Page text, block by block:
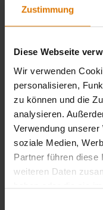
Zustimmung
Diese Webseite
Wir verwenden
personalisieren,
zu können und die
analysieren.
Verwendung
soziale Medien,
Partner führen diese
weiteren Daten
haben oder die sie